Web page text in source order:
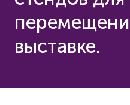
выставке.